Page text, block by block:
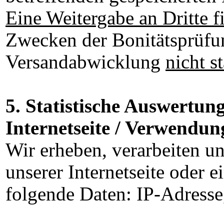
Eine Weitergabe an Dritte
Zwecken der
Versandabwicklung nicht
5. Statistische
Internetseite /
Wir erheben, verarbeiten
unserer Internetseite oder
folgende Daten: IP-